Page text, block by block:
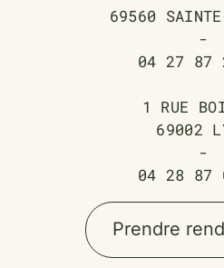
69560 SAINTE-
-
04 27 87
1 RUE
69002
-
04 28 87
Prendre